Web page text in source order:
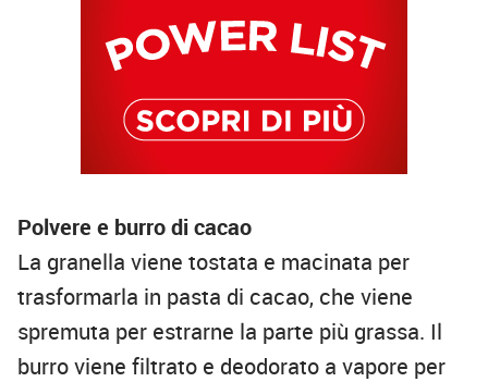
Polvere e burro di cacao
La granella viene tostata e macinata per
trasformarla in pasta di cacao, che viene
spremuta per estrarne la parte più grassa. Il
burro viene filtrato e deodorato a vapore per